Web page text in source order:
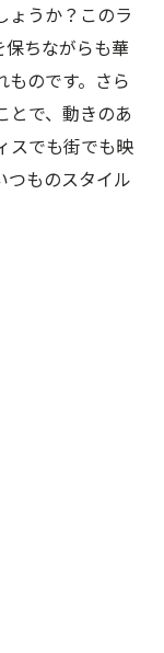
ょうか？このラ
保ちながらも華
のです。さら
とで、動きのあ
スでも街でも映
つものスタイル